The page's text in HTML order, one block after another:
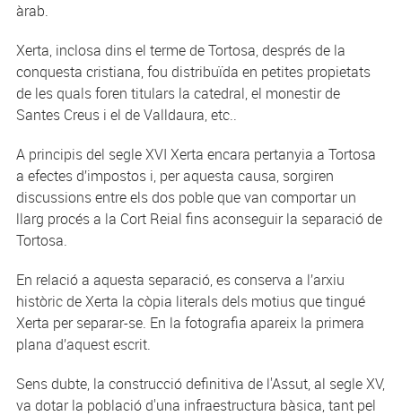
àrab.
Xerta, inclosa dins el terme de Tortosa, després de la
conquesta cristiana, fou distribuïda en petites propietats
de les quals foren titulars la catedral, el monestir de
Santes Creus i el de Valldaura, etc..
A principis del segle XVI Xerta encara pertanyia a Tortosa
a efectes d’impostos i, per aquesta causa, sorgiren
discussions entre els dos poble que van comportar un
llarg procés a la Cort Reial fins aconseguir la separació de
Tortosa.
En relació a aquesta separació, es conserva a l’arxiu
històric de Xerta la còpia literals dels motius que tingué
Xerta per separar-se. En la fotografia apareix la primera
plana d’aquest escrit.
Sens dubte, la construcció definitiva de l'Assut, al segle XV,
va dotar la població d'una infraestructura bàsica, tant pel